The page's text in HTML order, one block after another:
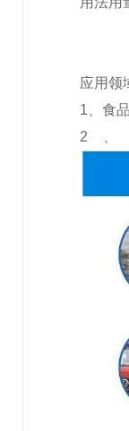
应用领
1、食
2